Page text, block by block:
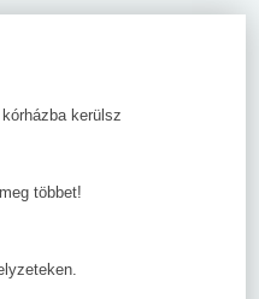
kerülsz
többet!